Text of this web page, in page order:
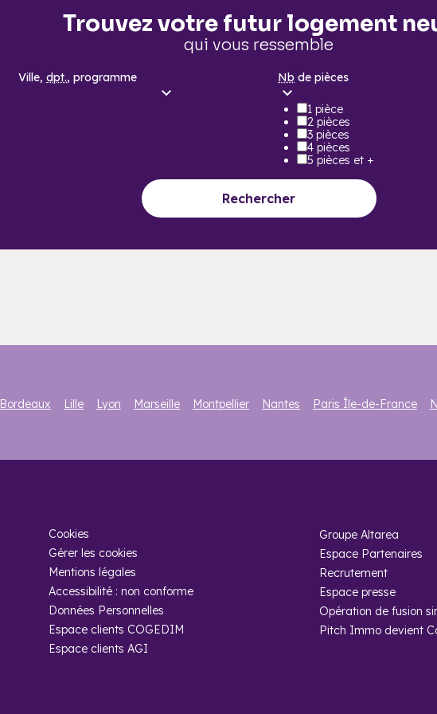
Trouvez votre futur logement
qui vous ressemble
Ville, dpt., programme Nb de pièces
1 pièce
2 pièces
3 pièces
4 pièces
5 pièces et +
Rechercher
Bordeaux Lille Lyon Marseille Montpellier Nantes Paris Île-de-France
Cookies
Gérer les cookies
Mentions légales
Accessibilité : non conforme
Données Personnelles
Espace clients COGEDIM
Espace clients AGI
Groupe Altarea
Espace Partenaires
Recrutement
Espace presse
Opération de fusion
Pitch Immo devient